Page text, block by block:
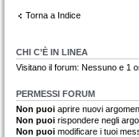
Torna a Indice
CHI C’È IN LINEA
Visitano il forum: Nessuno e 1
PERMESSI FORUM
Non puoi aprire nuovi
Non puoi rispondere negli
Non puoi modificare i tuoi